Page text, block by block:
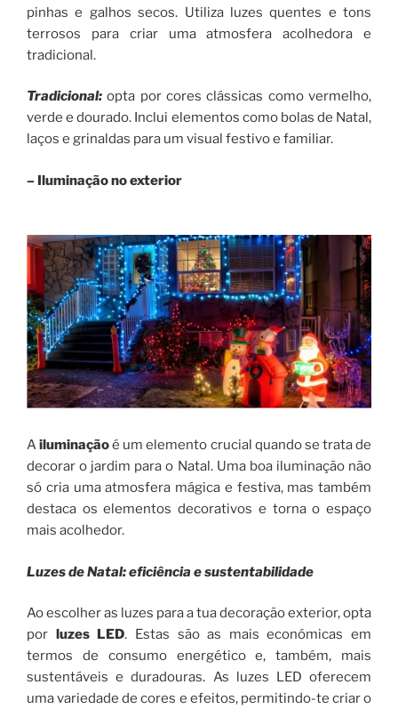
pinhas e galhos secos. Utiliza luzes quentes e tons
terrosos para criar uma atmosfera acolhedora e
tradicional.
Tradicional: opta por cores clássicas como vermelho,
verde e dourado. Inclui elementos como bolas de Natal,
laços e grinaldas para um visual festivo e familiar.
– Iluminação no exterior
Ailuminaçãoé um elemento crucial quando se trata de
decorar o jardim para o Natal. Uma boa iluminação não
só cria uma atmosfera mágica e festiva, mas também
destaca os elementos decorativos e torna o espaço
mais acolhedor.
Luzes de Natal: eficiência e sustentabilidade
Ao escolher as luzes para a tua decoração exterior, opta
por luzes LED. Estas são as mais económicas em
termos de consumo energético e, também, mais
sustentáveis e duradouras. As luzes LED oferecem
uma variedade de cores e efeitos, permitindo-te criar o